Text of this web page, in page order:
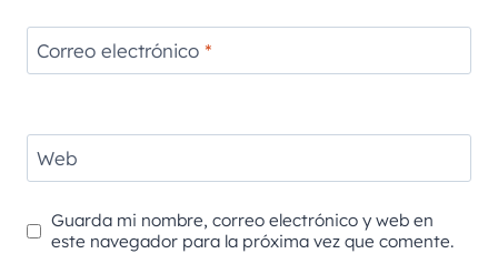
Correo electrónico *
Web
Guarda mi nombre, correo electrónico y web en
este navegador para la próxima vez que comente.